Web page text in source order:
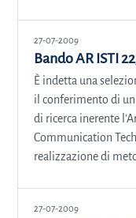
27-07-2009
Bando AR ISTI
È indetta una
il conferimento di
di ricerca inerente
Communication
realizzazione di
27-07-2009